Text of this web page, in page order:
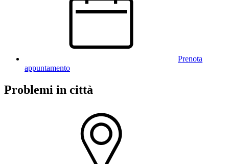
Prenota
appuntamento
Problemi in città